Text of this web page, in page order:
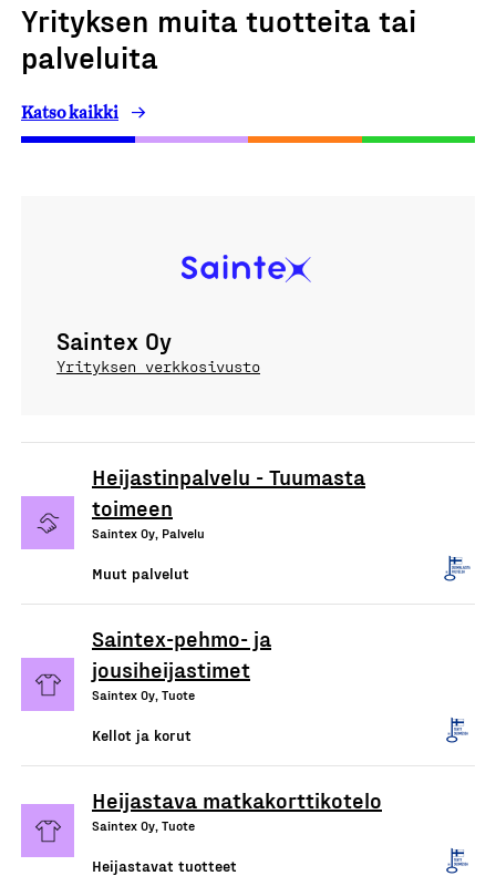
Yrityksen muita tuotteita tai
palveluita
Katso kaikki
Saintex Oy
Yrityksen verkkosivusto
Heijastinpalvelu - Tuumasta
toimeen
Saintex Oy, Palvelu
Muut palvelut
Saintex-pehmo- ja
jousiheijastimet
Saintex Oy, Tuote
Kellot ja korut
Heijastava matkakorttikotelo
Saintex Oy, Tuote
Heijastavat tuotteet